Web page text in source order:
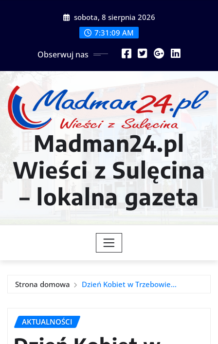
sobota, 8 sierpnia 2026
7:31:11 AM
Obserwuj nas
Madman24.pl
Wieści z Sulęcina
– lokalna gazeta
Strona domowa Dzień Kobiet w Trzebowie…
AKTUALNOŚCI